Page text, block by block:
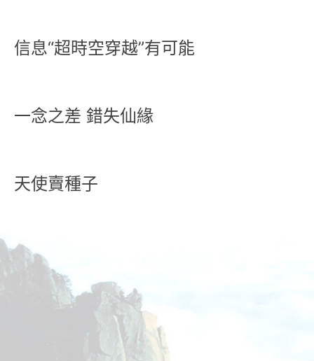
信息“超時空穿越”有可能
一念之差 錯失仙緣
天使賣種子